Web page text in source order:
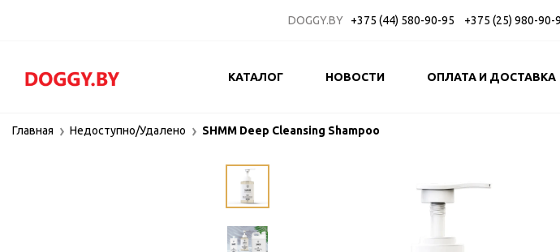
DOGGY.BY +375 (44) 580-90-95 +375 (25) 980-90-
КАТАЛОГ НОВОСТИ ОПЛАТА И ДОСТАВКА
Главная Недоступно/Удалено SHMM Deep Cleansing Shampoo